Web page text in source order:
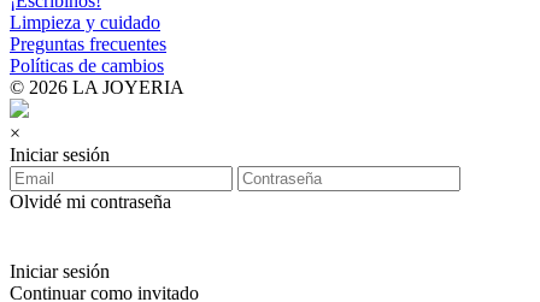
Limpieza y cuidado
Preguntas frecuentes
Políticas de cambios
© 2026 LA JOYERIA
×
Iniciar sesión
Olvidé mi contraseña
Iniciar sesión
Continuar como invitado